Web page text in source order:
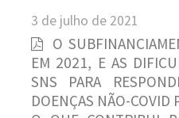
3 de julho de 2021
O
EM 2021, E AS
SNS PARA
DOENÇAS NÃO-COVID